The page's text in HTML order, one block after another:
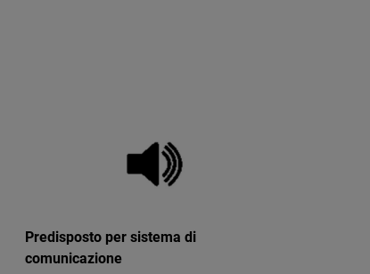
Predisposto per sistema di
comunicazione